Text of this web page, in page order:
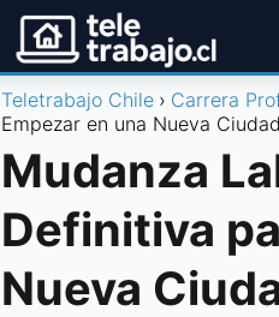
Teletrabajo Chile Carrera
Empezar en una Nueva Ciudad
Mudanza
Definitiva
Nueva